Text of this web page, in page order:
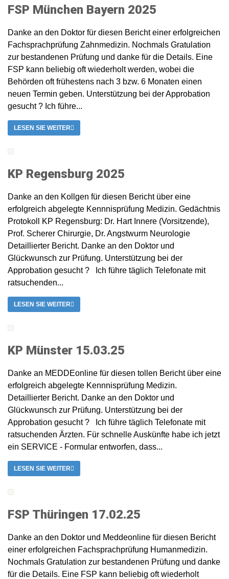
FSP München Bayern 2025
Danke an den Doktor für diesen Bericht einer erfolgreichen
Fachsprachprüfung Zahnmedizin. Nochmals Gratulation
zur bestandenen Prüfung und danke für die Details. Eine
FSP kann beliebig oft wiederholt werden, wobei die
Behörden oft frühestens nach 3 bzw. 6 Monaten einen
neuen Termin geben. Unterstützung bei der Approbation
gesucht ? Ich führe...
LESEN SIE WEITER
KP Regensburg 2025
Danke an den Kollgen für diesen Bericht über eine
erfolgreich abgelegte Kennnisprüfung Medizin. Gedächtnis
Protokoll KP Regensburg: Dr. Hart Innere (Vorsitzende),
Prof. Scherer Chirurgie, Dr. Angstwurm Neurologie
Detaillierter Bericht. Danke an den Doktor und
Glückwunsch zur Prüfung. Unterstützung bei der
Approbation gesucht ? Ich führe täglich Telefonate mit
ratsuchenden...
LESEN SIE WEITER
KP Münster 15.03.25
Danke an MEDDEonline für diesen tollen Bericht über eine
erfolgreich abgelegte Kennnisprüfung Medizin.
Detaillierter Bericht. Danke an den Doktor und
Glückwunsch zur Prüfung. Unterstützung bei der
Approbation gesucht ? Ich führe täglich Telefonate mit
ratsuchenden Ärzten. Für schnelle Auskünfte habe ich jetzt
ein SERVICE - Formular entworfen, dass...
LESEN SIE WEITER
FSP Thüringen 17.02.25
Danke an den Doktor und Meddeonline für diesen Bericht
einer erfolgreichen Fachsprachprüfung Humanmedizin.
Nochmals Gratulation zur bestandenen Prüfung und danke
für die Details. Eine FSP kann beliebig oft wiederholt